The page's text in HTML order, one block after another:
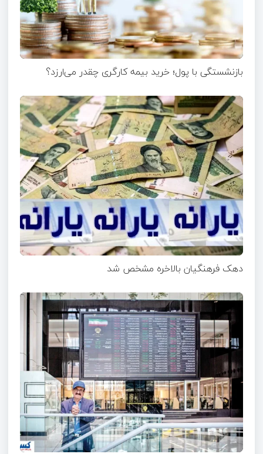
بازنشستگی با پول؛ خرید بیمه کارگری چقدر می‌ارزد؟
دهک فرهنگیان بالاخره مشخص شد